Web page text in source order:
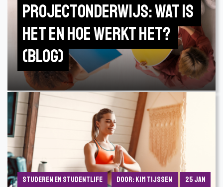
Projectonderwijs: Wat is
het en hoe werkt het?
(Blog)
Studeren en Studentlife Door: Kim Tijssen
25 jan